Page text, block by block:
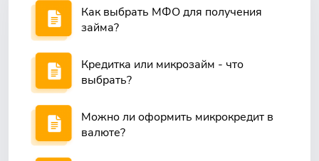
Как выбрать МФО для получения
займа?
Кредитка или микрозайм - что
выбрать?
Можно ли оформить микрокредит в
валюте?